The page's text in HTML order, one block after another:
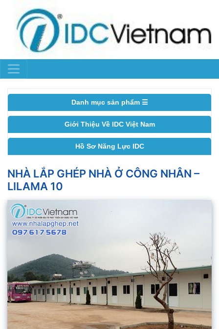
Danh mục sản phẩm ☰
Giới Thiệu Về IDC Việt Nam
Hồ Sơ Năng Lực IDC
NHÀ LẮP GHÉP NHÀ Ở CÔNG NHÂN –
LILAMA 10